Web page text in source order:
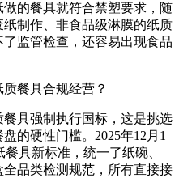
的餐具就符合禁塑要求，随
制作、非食品级淋膜的纸质
监管检查，还容易出现食品
具强制执行国标，这是挑选
的硬性门槛。2025年12月1
餐具新标准，统一了纸碗、
品类检测规范，所有直接接